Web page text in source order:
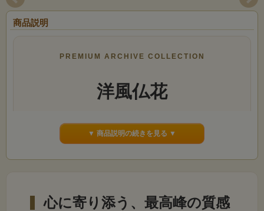
商品説明
PREMIUM ARCHIVE COLLECTION
洋風仏花
▼ 商品説明の続きを見る ▼
心に寄り添う、最高峰の質感